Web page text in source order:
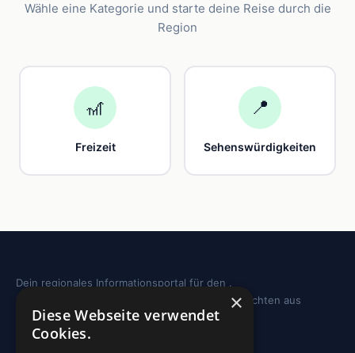
Wähle eine Kategorie und starte deine Reise durch die
Region
🎢
Freizeit
📍
Sehenswürdigkeiten
Dein regionales Informationsportal für den .
Sehenswürdigkeiten, Ausflugstipps und Geschichten aus
deiner Region.
×
Diese Webseite verwendet
Cookies.